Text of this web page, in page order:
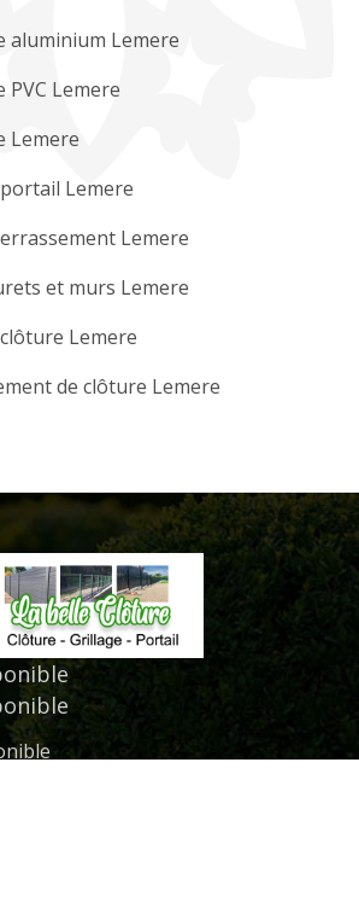
aluminium Lemere
PVC Lemere
Lemere
Lemere
Lemere
et murs Lemere
Lemere
de clôture Lemere